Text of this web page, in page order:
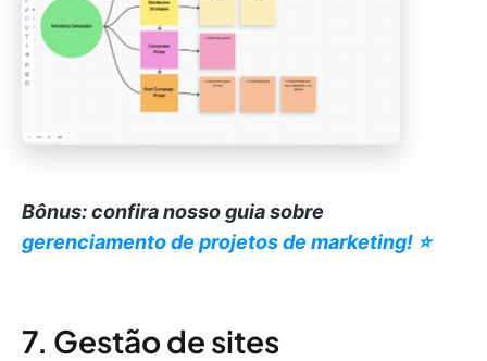
Bônus: confira nosso guia sobre
gerenciamento de projetos de marketing! ⭐️
7. Gestão de sites